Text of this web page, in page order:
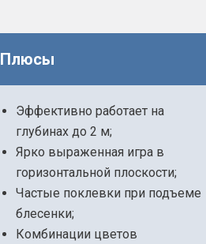
Плюсы
Эффективно работает на
глубинах до 2 м;
Ярко выраженная игра в
горизонтальной плоскости;
Частые поклевки при подъеме
блесенки;
Комбинации цветов